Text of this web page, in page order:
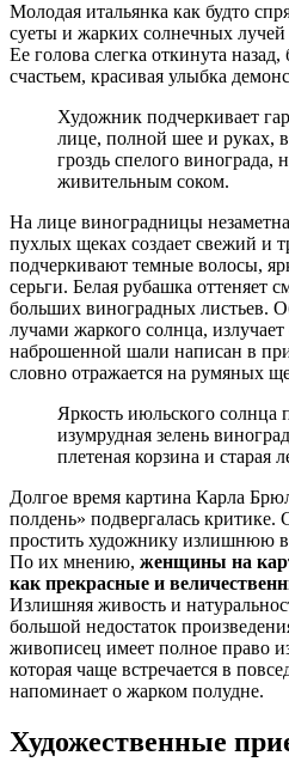
Молодая итальянка как будто
суеты и жарких солнечных
Ее голова слегка откинута назад,
счастьем, красивая улыбка
Художник подчеркивает
лице, полной шее и руках,
гроздь спелого винограда,
живительным соком.
На лице виноградницы
пухлых щеках создает свежий и
подчеркивают темные волосы,
серьги. Белая рубашка оттеняет
больших виноградных листьев.
лучами жаркого солнца,
наброшенной шали написан в
словно отражается на румяных
Яркость июльского солнца
изумрудная зелень
плетеная корзина и старая
Долгое время картина Карла
полдень» подвергалась
простить художнику излишнюю
По их мнению, женщины на
как прекрасные и
Излишняя живость и
большой недостаток
живописец имеет полное право
которая чаще встречается в
напоминает о жарком полудне.
Художественные